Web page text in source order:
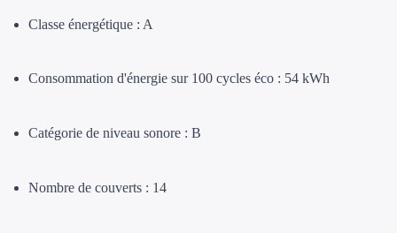
Classe énergétique : A
Consommation d'énergie sur 100 cycles éco : 54 kWh
Catégorie de niveau sonore : B
Nombre de couverts : 14